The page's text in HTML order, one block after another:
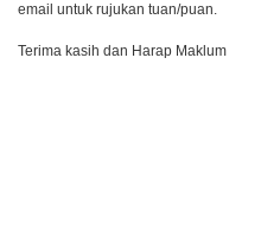
email untuk rujukan tuan/puan.
Terima kasih dan Harap Maklum